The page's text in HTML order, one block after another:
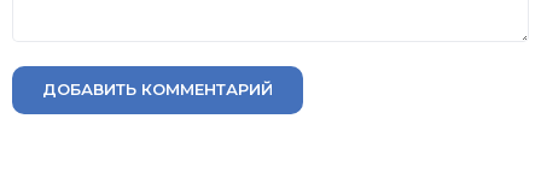
ДОБАВИТЬ КОММЕНТАРИЙ